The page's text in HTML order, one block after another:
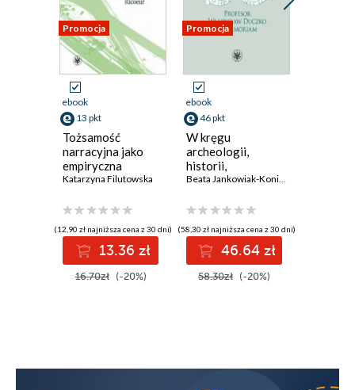
Promocja
ebook
13 pkt
Tożsamość
narracyjna jako
empiryczna
podmiotowość -
Ricoeur
Katarzyna Filutowska
(12,90 zł najniższa cena z 30 dni)
13.36 zł
16.70zł (-20%)
Promocja
ebook
46 pkt
W kręgu
archeologii,
historii,
antropologii
Beata Jankowiak-Konik,
(58,30 zł najniższa cena z 30 dni)
46.64 zł
58.30zł (-20%)